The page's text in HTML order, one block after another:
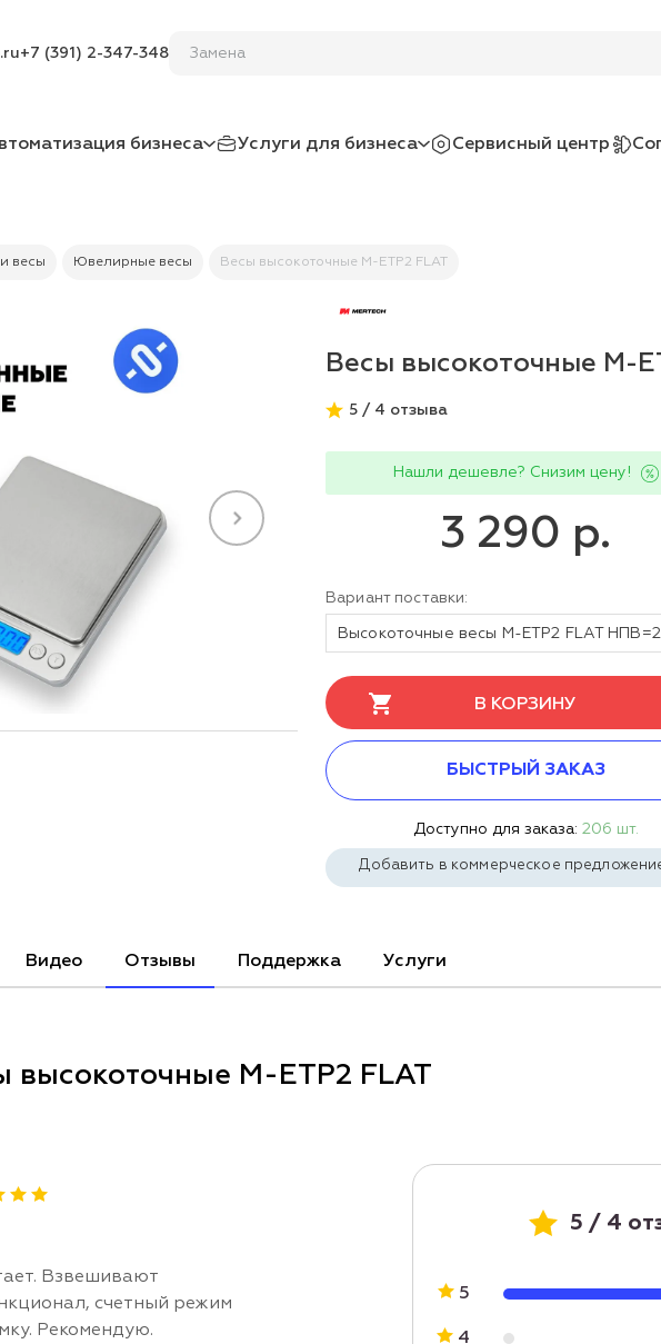
+7 (391) 2-347-348
бизнеса Услуги для бизнеса Сервисный центр
весы Ювелирные весы Весы высокоточные M-ETP2 FLAT
Весы высокоточные M-
5 / 4 отзыва
Нашли дешевле? Снизим цену!
3 290 р.
Вариант поставки:
В КОРЗИНУ
БЫСТРЫЙ ЗАКАЗ
Доступно для заказа: 206 шт.
Добавить в коммерческое
Видео Отзывы Поддержка Услуги
высокоточные M-ETP2 FLAT
Взвешивают
счетный режим
Рекомендую.
5 / 4
5
4